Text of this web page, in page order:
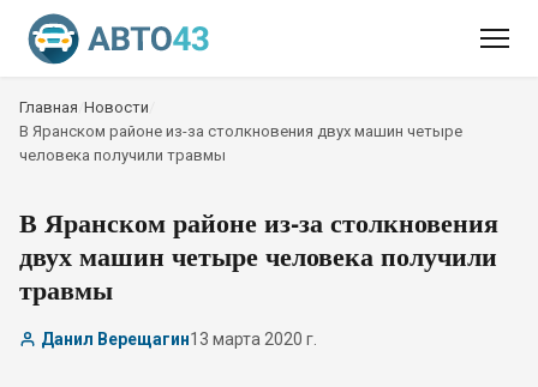
Главная Новости
В Яранском районе из-за столкновения двух машин четыре
человека получили травмы
В Яранском районе из-за столкновения
двух машин четыре человека получили
травмы
Данил Верещагин13 марта 2020 г.